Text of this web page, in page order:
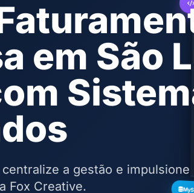
em São
a gestão e impulsione
Fox Creative.